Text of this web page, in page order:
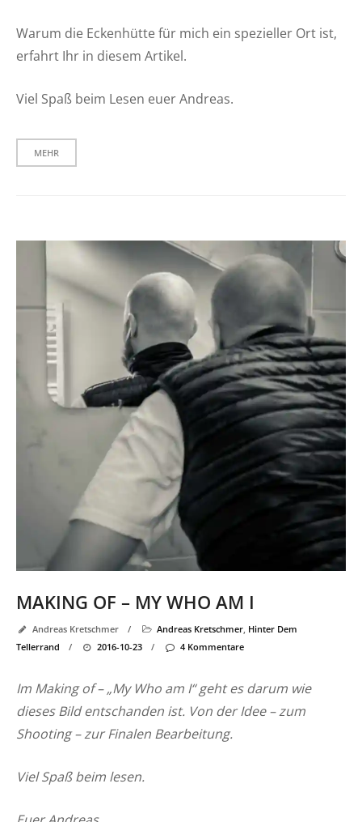
Warum die Eckenhütte für mich ein spezieller Ort ist,
erfahrt Ihr in diesem Artikel.
Viel Spaß beim Lesen euer Andreas.
MEHR
MAKING OF – MY WHO AM I
Andreas Kretschmer / Andreas Kretschmer, Hinter Dem
Tellerrand
/ 2016-10-23 / 4 Kommentare
Im Making of – „My Who am I“ geht es darum wie
dieses Bild entschanden ist. Von der Idee – zum
Shooting – zur Finalen Bearbeitung.
Viel Spaß beim lesen.